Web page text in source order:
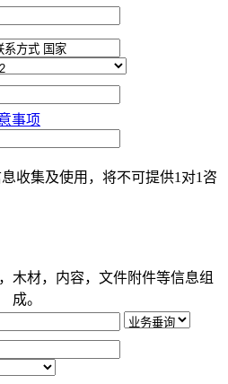
事项
收集及使用，将不可提供1对1咨
木材，内容，文件附件等信息组
成。